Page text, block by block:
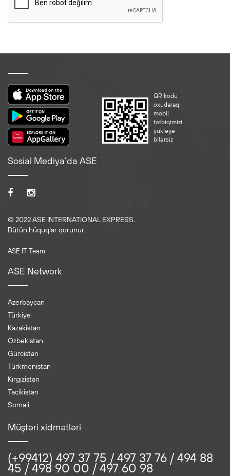
QR kodu
oxudaraq
mobil
tətbiqimizi
yükləyə
bilərsiz
Sosial Mediya’da ASE
© 2022 ASE INTERNATIONAL EXPRESS.
Bütün hüquqlar qorunur.
ASE IT Team
ASE Network
Azerbaycan
Türkiye
Kazakistan
Özbekistan
Gürcistan
Türkmenistan
Kırgızistan
Tacikistan
Somali
Müştəri xidmətləri
(+99412) 497 37 75 / 497 37 76 / 494 88
45 / 498 90 00 / 497 60 98